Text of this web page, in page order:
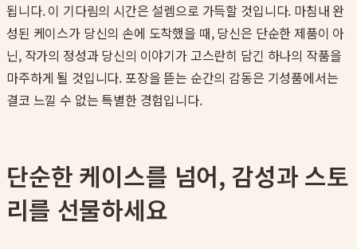
됩니다. 이 기다림의 시간은 설렘으로 가득할 것입니다. 마침내 완
성된 케이스가 당신의 손에 도착했을 때, 당신은 단순한 제품이 아
닌, 작가의 정성과 당신의 이야기가 고스란히 담긴 하나의 작품을
마주하게 될 것입니다. 포장을 뜯는 순간의 감동은 기성품에서는
결코 느낄 수 없는 특별한 경험입니다.
단순한 케이스를 넘어, 감성과 스토
리를 선물하세요